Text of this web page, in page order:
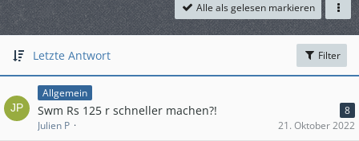
Alle als gelesen markieren
Letzte Antwort Filter
Allgemein
Swm Rs 125 r schneller machen?!
8
Julien P
21. Oktober 2022